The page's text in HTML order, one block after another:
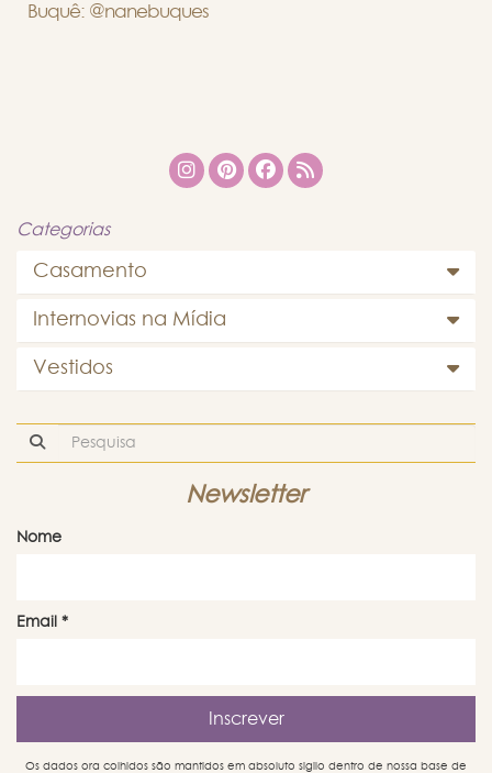
Buquê: @nanebuques
Categorias
Casamento
Internovias na Mídia
Vestidos
Newsletter
Nome
Email *
Os dados ora colhidos são mantidos em absoluto sigilo dentro de nossa base de